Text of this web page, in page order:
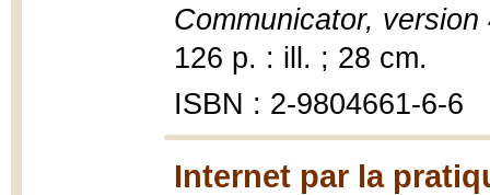
Communicator, version
126 p. : ill. ; 28 cm.
ISBN : 2-9804661-6-6
Internet par la